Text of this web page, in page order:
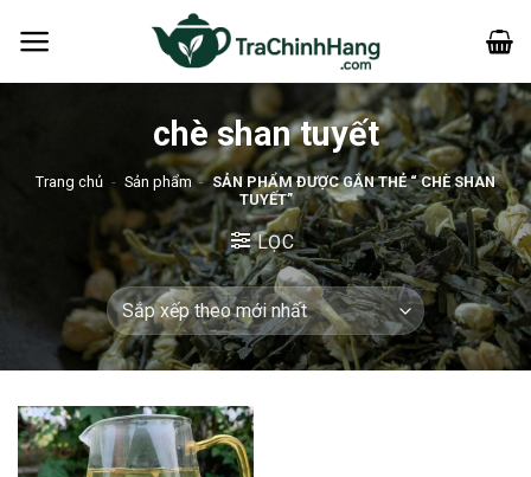
qua
chè shan tuyết
Trang chủ - Sản phẩm - SẢN PHẨM ĐƯỢC GẮN THẺ “ CHÈ SHAN
TUYẾT”
LỌC